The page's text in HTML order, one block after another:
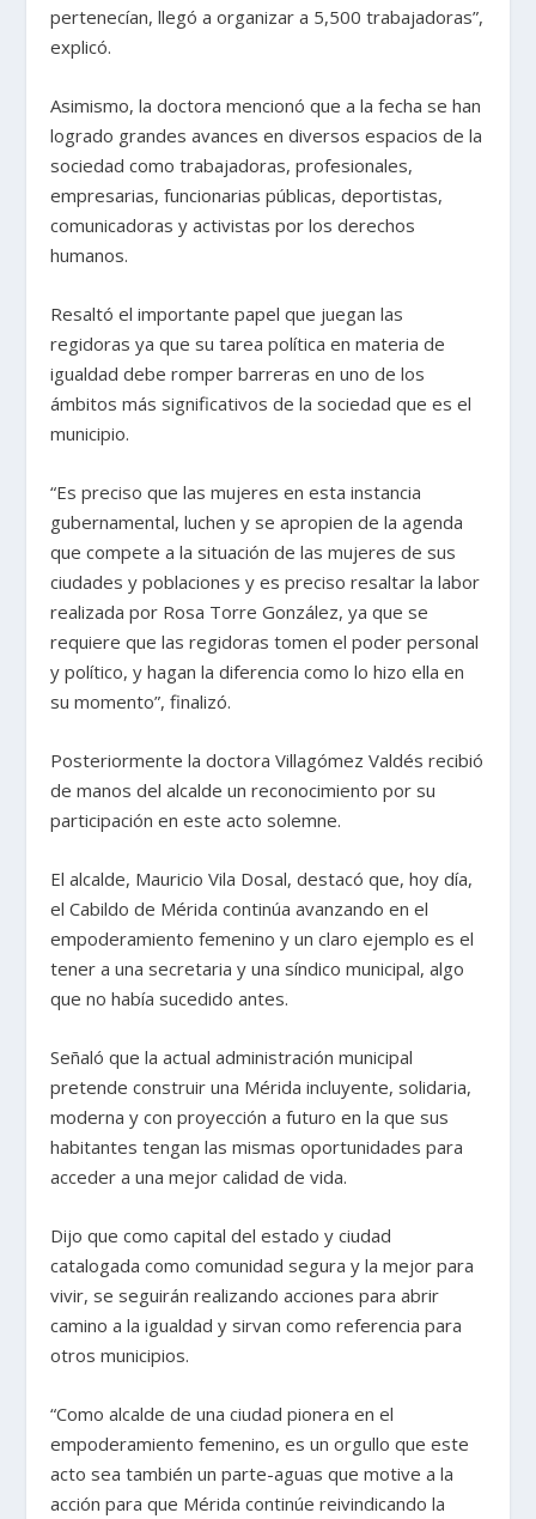
pertenecían, llegó a organizar a 5,500 trabajadoras”,
explicó.
Asimismo, la doctora mencionó que a la fecha se han
logrado grandes avances en diversos espacios de la
sociedad como trabajadoras, profesionales,
empresarias, funcionarias públicas, deportistas,
comunicadoras y activistas por los derechos
humanos.
Resaltó el importante papel que juegan las
regidoras ya que su tarea política en materia de
igualdad debe romper barreras en uno de los
ámbitos más significativos de la sociedad que es el
municipio.
“Es preciso que las mujeres en esta instancia
gubernamental, luchen y se apropien de la agenda
que compete a la situación de las mujeres de sus
ciudades y poblaciones y es preciso resaltar la labor
realizada por Rosa Torre González, ya que se
requiere que las regidoras tomen el poder personal
y político, y hagan la diferencia como lo hizo ella en
su momento”, finalizó.
Posteriormente la doctora Villagómez Valdés recibió
de manos del alcalde un reconocimiento por su
participación en este acto solemne.
El alcalde, Mauricio Vila Dosal, destacó que, hoy día,
el Cabildo de Mérida continúa avanzando en el
empoderamiento femenino y un claro ejemplo es el
tener a una secretaria y una síndico municipal, algo
que no había sucedido antes.
Señaló que la actual administración municipal
pretende construir una Mérida incluyente, solidaria,
moderna y con proyección a futuro en la que sus
habitantes tengan las mismas oportunidades para
acceder a una mejor calidad de vida.
Dijo que como capital del estado y ciudad
catalogada como comunidad segura y la mejor para
vivir, se seguirán realizando acciones para abrir
camino a la igualdad y sirvan como referencia para
otros municipios.
“Como alcalde de una ciudad pionera en el
empoderamiento femenino, es un orgullo que este
acto sea también un parte-aguas que motive a la
acción para que Mérida continúe reivindicando la